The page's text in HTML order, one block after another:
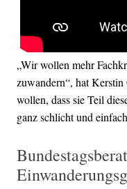
„Wir wollen mehr
zuwandern“, hat
wollen, dass sie Teil
ganz schlicht und